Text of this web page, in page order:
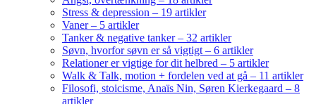
Stress & depression – 19 artikler
Vaner – 5 artikler
Tanker & negative tanker – 32 artikler
Søvn, hvorfor søvn er så vigtigt – 6 artikler
Relationer er vigtige for dit helbred – 5 artikler
Walk & Talk, motion + fordelen ved at gå – 11 artikler
Filosofi, stoicisme, Anaïs Nin, Søren Kierkegaard – 8
artikler